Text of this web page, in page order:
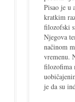
Pisao je u
kratkim
filozofski
Njegova
načinom
vremenu.
filozofima
je da su